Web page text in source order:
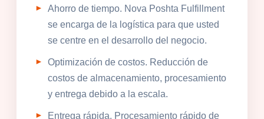
Ahorro de tiempo. Nova Poshta Fulfillment
se encarga de la logística para que usted
se centre en el desarrollo del negocio.
Optimización de costos. Reducción de
costos de almacenamiento, procesamiento
y entrega debido a la escala.
Entrega rápida. Procesamiento rápido de